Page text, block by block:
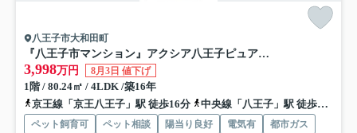
八王子市大和田町
『八王子市マンション』アクシア八王子ピュアマークス【仲介手数料無料】 八王子市大和田町6-3-29
3,998万円 8月3日 値下げ
1階 / 80.24㎡ / 4LDK /築16年
京王線「京王八王子」駅 徒歩16分
中央線「八王子」駅 徒歩23分
ペット飼育可 ペット相談 陽当り良好 電気有
都市ガス